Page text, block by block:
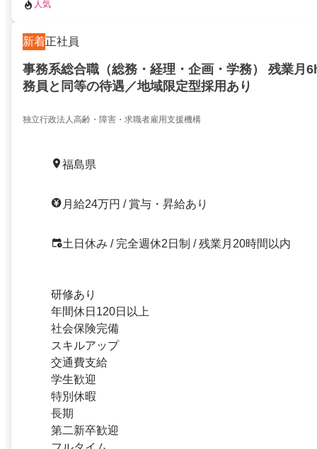
人気
新着正社員
事務系総合職（総務・経理・企画・学務） 残業月
務員と同等の待遇／地域限定型採用あり
独立行政法人高齢・障害・求職者雇用支援機構
福島県
月給24万円 / 賞与・昇給あり
土日休み / 完全週休2日制 / 残業月20時間以内
研修あり
年間休日120日以上
社会保険完備
スキルアップ
交通費支給
学生歓迎
特別休暇
長期
第二新卒歓迎